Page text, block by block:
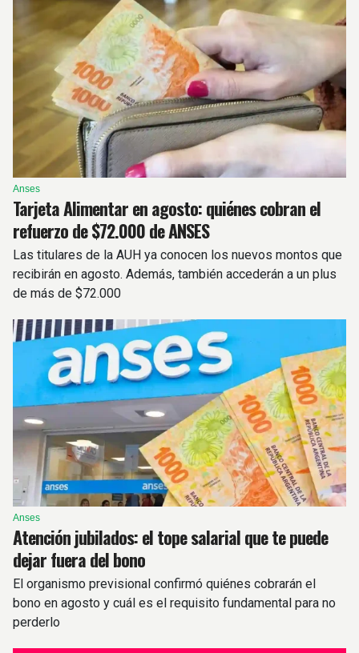
Anses
Tarjeta Alimentar en agosto: quiénes cobran el
refuerzo de $72.000 de ANSES
Las titulares de la AUH ya conocen los nuevos montos que
recibirán en agosto. Además, también accederán a un plus
de más de $72.000
Anses
Atención jubilados: el tope salarial que te puede
dejar fuera del bono
El organismo previsional confirmó quiénes cobrarán el
bono en agosto y cuál es el requisito fundamental para no
perderlo